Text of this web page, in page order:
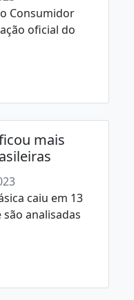
Consumidor
oficial do
mais
caiu em 13
analisadas